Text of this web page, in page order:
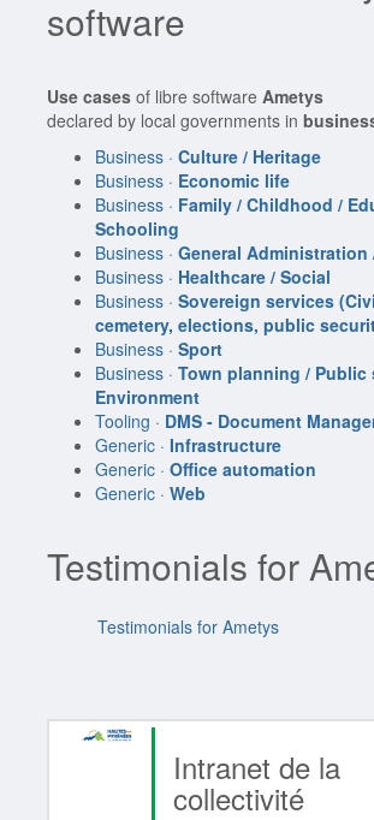
software
Use cases of libre software Ametys
declared by local governments in
Business ·Culture / Heritage
Business · Economic life
Business · Family / Childhood /
Schooling
Business ·General Administration
Business · Healthcare / Social
Business ·Sovereign services
cemetery, elections, public
Business ·Sport
Business ·Town planning / Public
Environment
Tooling · DMS - Document
Generic ·Infrastructure
Generic ·Office automation
Generic ·Web
Testimonials for
Testimonials for Ametys
Intranet de la
collectivité